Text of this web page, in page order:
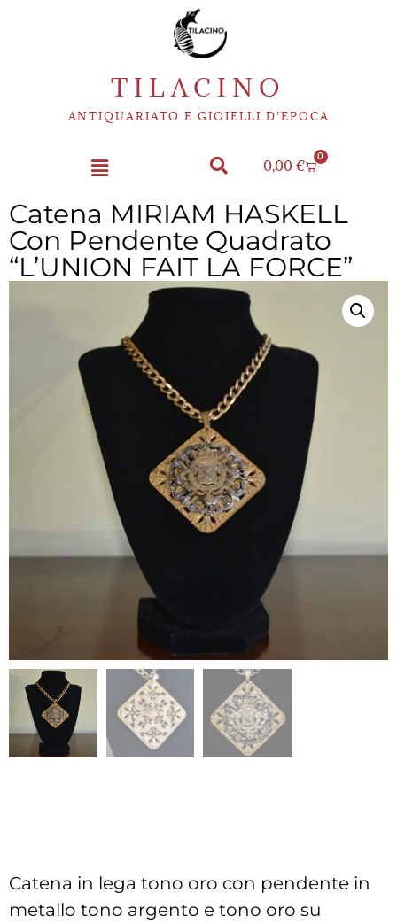
TILACINO
ANTIQUARIATO E GIOIELLI D’EPOCA
0,00 €
0
Catena MIRIAM HASKELL
Con Pendente Quadrato
“L’UNION FAIT LA FORCE”
Catena in lega tono oro con pendente in
metallo tono argento e tono oro su